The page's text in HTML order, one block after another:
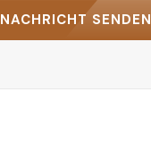
NACHRICHT SENDEN